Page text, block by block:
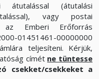
(átutalási
vagy postai
az Emberi Erőforrás
01451461-00000000
teljesíteni. Kérjük,
címét ne tüntesse
csekket/csekkeket a